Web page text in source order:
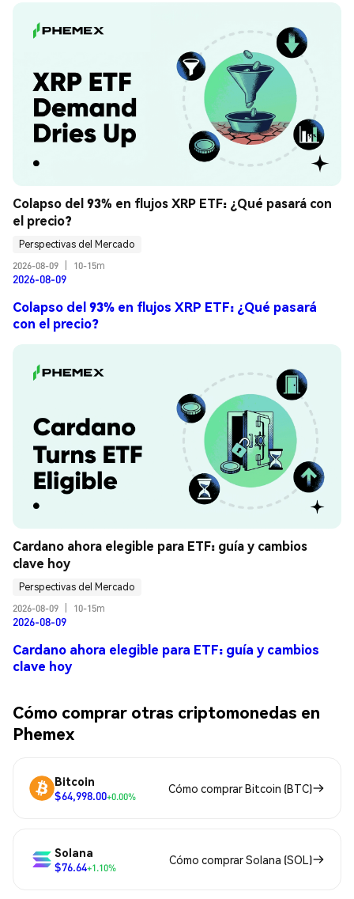
Colapso del 93% en flujos XRP ETF: ¿Qué pasará con
el precio?
Perspectivas del Mercado
2026-08-09
10-15m
2026-08-09
Colapso del 93% en flujos XRP ETF: ¿Qué pasará
con el precio?
Cardano ahora elegible para ETF: guía y cambios
clave hoy
Perspectivas del Mercado
2026-08-09
10-15m
2026-08-09
Cardano ahora elegible para ETF: guía y cambios
clave hoy
Cómo comprar otras criptomonedas en
Phemex
Bitcoin
$64,998.00+0.00%
Cómo comprar Bitcoin (BTC)
Solana
$76.64+1.10%
Cómo comprar Solana (SOL)